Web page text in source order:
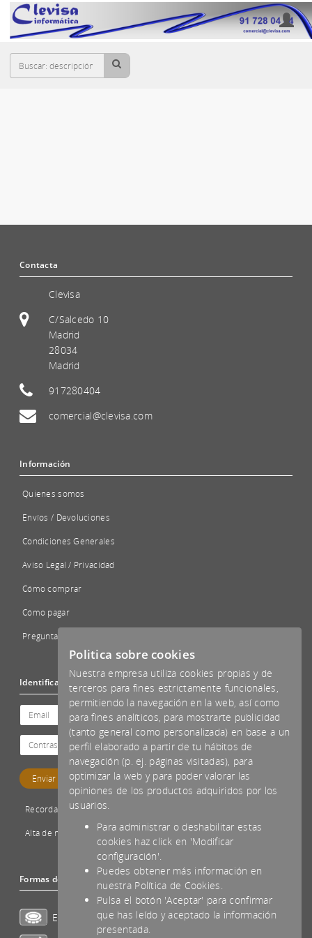
Cesta
SISTEMAS OPERATIVOS
Contacta
Clevisa
C/Salcedo 10
Madrid
28034
Madrid
917280404
comercial@clevisa.com
Información
Quienes somos
Envíos / Devoluciones
Condiciones Generales
Aviso Legal / Privacidad
Cómo comprar
Cómo pagar
Preguntas Frecuentes - FAQs
Identificación
Recordar password
Alta de nuevo cliente
Formas de pago aceptadas
Efectivo
Politica sobre cookies
Nuestra empresa utiliza cookies propias y de
terceros para fines estrictamente funcionales,
permitiendo la navegación en la web, así como
para fines analíticos, para mostrarte publicidad
(tanto general como personalizada) en base a un
perfil elaborado a partir de tu hábitos de
navegación (p. ej. páginas visitadas), para
optimizar la web y para poder valorar las
opiniones de los productos adquiridos por los
usuarios.
Para administrar o deshabilitar estas
cookies haz click en 'Modificar
configuración'.
Puedes obtener más información en
nuestra Política de Cookies.
Pulsa el botón 'Aceptar' para confirmar
que has leído y aceptado la información
presentada.